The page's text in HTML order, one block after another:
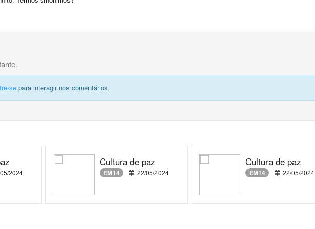
se para interagir nos comentários.
2024
Cultura de paz
EM14 22/05/2024
Cultura de paz
EM14 22/05/2024